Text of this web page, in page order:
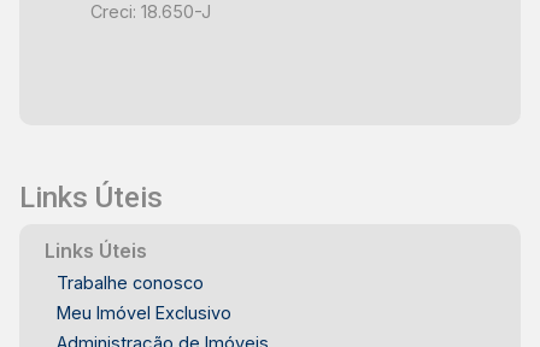
Creci: 18.650-J
Links Úteis
Links Úteis
Trabalhe conosco
Meu Imóvel Exclusivo